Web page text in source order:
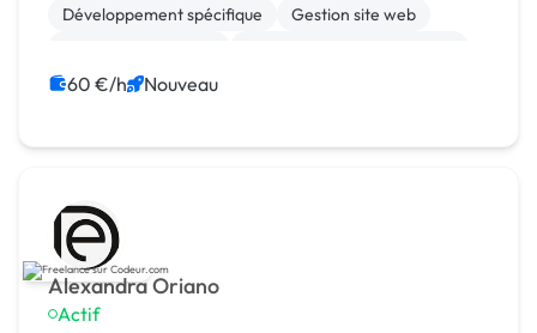
Développement spécifique
Gestion site web
Modules et composants
60 €/h Nouveau
Alexandra Oriano
Actif